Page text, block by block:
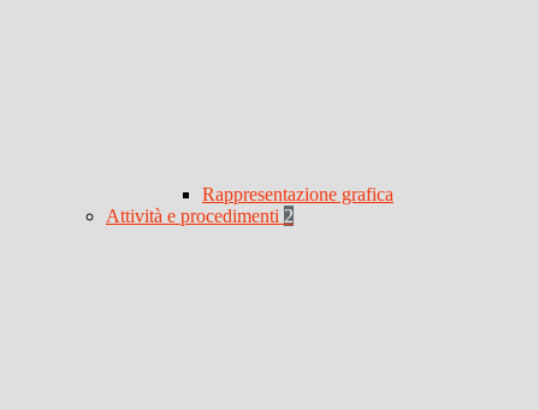
Rappresentazione grafica
Attività e procedimenti 2